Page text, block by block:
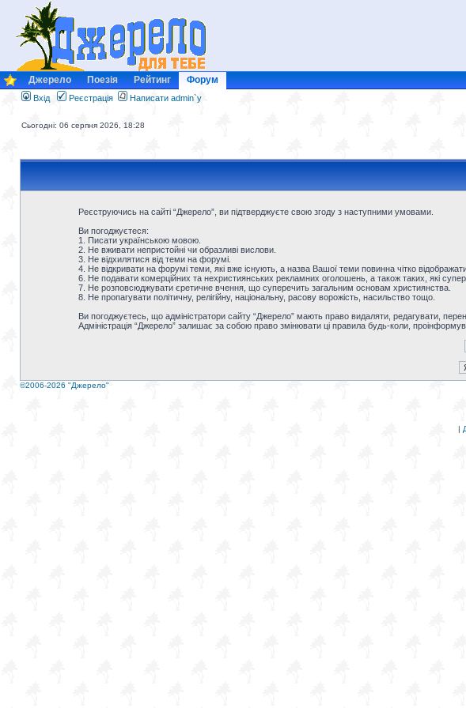
Джерело Поезія Рейтинг Форум
Вхід Реєстрація Написати admin`у
Сьогодні: 06 серпня 2026, 18:28
Реєструючись на сайті “Джерело”, ви підтверджуєте свою згоду з наступними умовами.
Ви погоджуєтеся:
1. Писати українською мовою.
2. Не вживати непристойні чи образливі вислови.
3. Не відхилятися від теми на форумі.
4. Не відкривати на форумі теми, які вже існують, а назва Вашої теми повинна чітко відображати
6. Не подавати комерційних та нехристиянських рекламних оголошень, а також таких, які
7. Не розповсюджувати єретичне вчення, що суперечить загальним основам християнства.
8. Не пропагувати політичну, релігійну, національну, расову ворожість, насильство тощо.
Ви погоджуєтесь, що адміністратори сайту “Джерело” мають право видаляти, редагувати,
Адміністрація “Джерело” залишає за собою право змінювати ці правила будь-коли,
©2006-2026 "Джерело"
|